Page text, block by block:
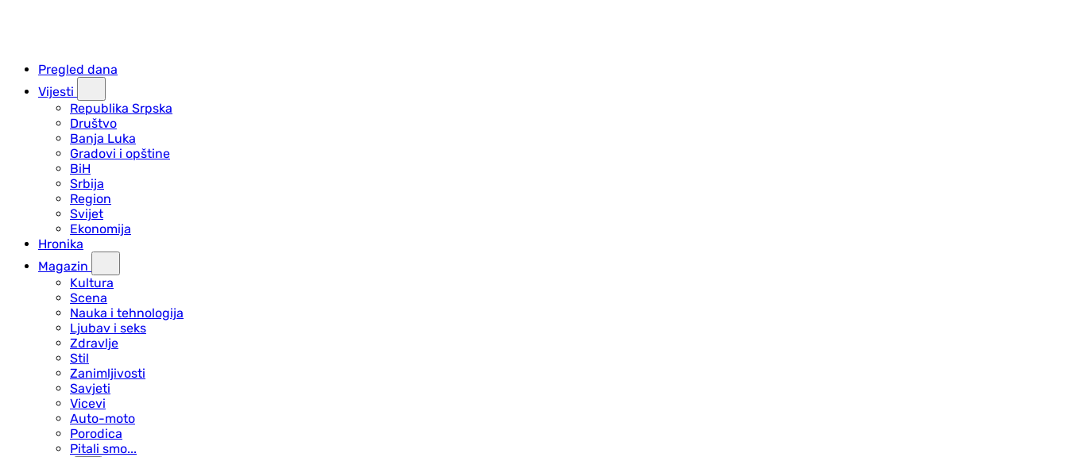
Pregled dana
Vijesti
Republika Srpska
Društvo
Banja Luka
Gradovi i opštine
BiH
Srbija
Region
Svijet
Ekonomija
Hronika
Magazin
Kultura
Scena
Nauka i tehnologija
Ljubav i seks
Zdravlje
Stil
Zanimljivosti
Savjeti
Vicevi
Auto-moto
Porodica
Pitali smo...